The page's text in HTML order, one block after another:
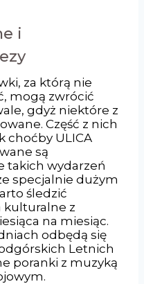
i
za którą nie
mogą zwrócić
gdyż niektóre z
Część z nich
choćby ULICA
są
takich wydarzeń
specjalnie dużym
śledzić
kulturalne z
na miesiąc.
odbędą się
Letnich
poranki z muzyką